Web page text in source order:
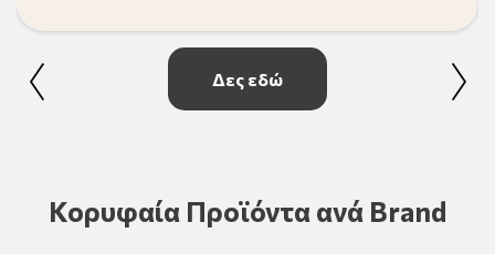
Δες εδώ
Κορυφαία Προϊόντα ανά Brand